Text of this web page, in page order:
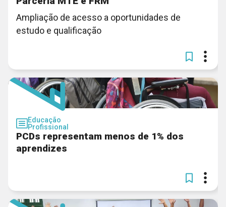
Ampliação de acesso a oportunidades de
estudo e qualificação
Educação
Profissional
PCDs representam menos de 1% dos
aprendizes